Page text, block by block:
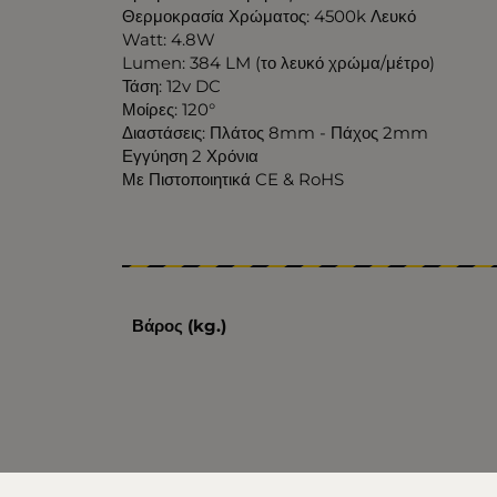
Θερμοκρασία Χρώματος: 4500k Λευκό
Watt: 4.8W
Lumen: 384 LM (το λευκό χρώμα/μέτρο)
Τάση: 12v DC
Μοίρες: 120°
Διαστάσεις: Πλάτος 8mm - Πάχος 2mm
Εγγύηση 2 Χρόνια
Με Πιστοποιητικά CE & RoHS
Βάρος (kg.)